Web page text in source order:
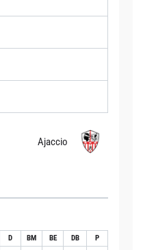
Ajaccio
D BM BE DB P